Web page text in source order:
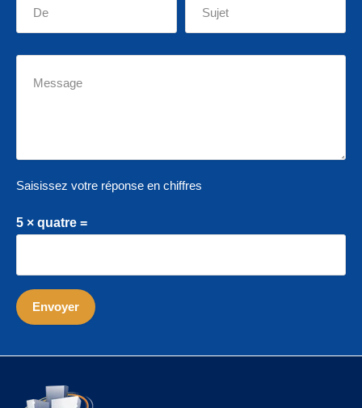
Saisissez votre réponse en chiffres
5 × quatre =